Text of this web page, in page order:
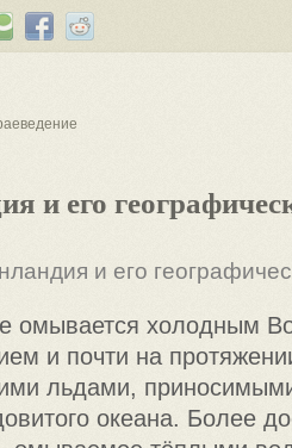
и его
и его
омывается холодным
и почти на
льдами,
океана. Более